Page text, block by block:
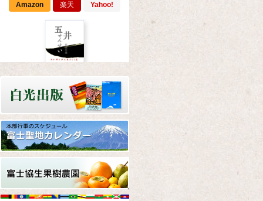
Amazon 楽天 Yahoo!
Amazon 楽天 Yahoo!
Amazon 楽天 Yahoo!